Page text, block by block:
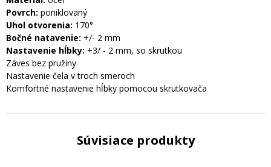
Povrch: poniklovaný
Uhol otvorenia: 170°
Bočné natavenie: +/- 2 mm
Nastavenie hĺbky: +3/ - 2 mm, so skrutkou
Záves bez pružiny
Nastavenie čela v troch smeroch
Komfortné nastavenie hĺbky pomocou skrutkovača
Súvisiace produkty